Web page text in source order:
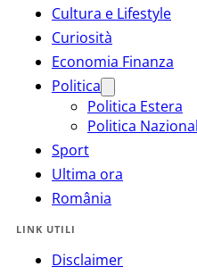
Cultura e Lifestyle
Curiosità
Economia Finanza
Politica
Politica Estera
Politica
Sport
Ultima ora
România
LINK UTILI
Disclaimer